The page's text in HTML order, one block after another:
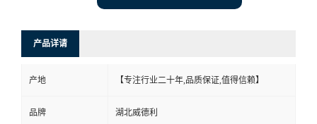
产品详请
产地 【专注行业二十年,品质保证,值得信赖】
品牌 湖北威德利